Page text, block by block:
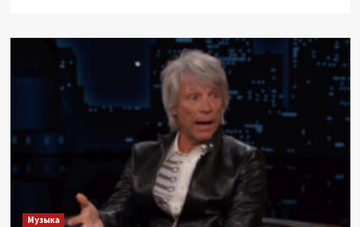
Оливия
человеком,
обожаешь…
ужасное,
что
Музыка